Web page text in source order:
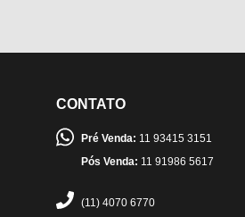
CONTATO
Pré Venda: 11 93415 3151
Pós Venda: 11 91986 5617
(11) 4070 6770